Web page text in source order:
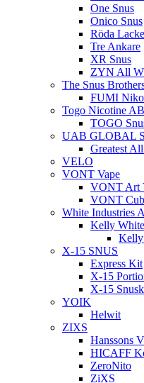
One Snus
Onico Snus
Röda
Tre Ankare
XR Snus
ZYN All
The Snus
FUMI
Togo Nicotine AB
TOGO
UAB GLOBAL
Greatest
VELO
VONT Vape
VONT Art
VONT
White Industries
Kelly
Kelly
X-15 SNUS
Express Kit
X-15
X-15
YOIK
Helwit
ZIXS
Hanssons
HICAFF
ZeroNito
ZiXS